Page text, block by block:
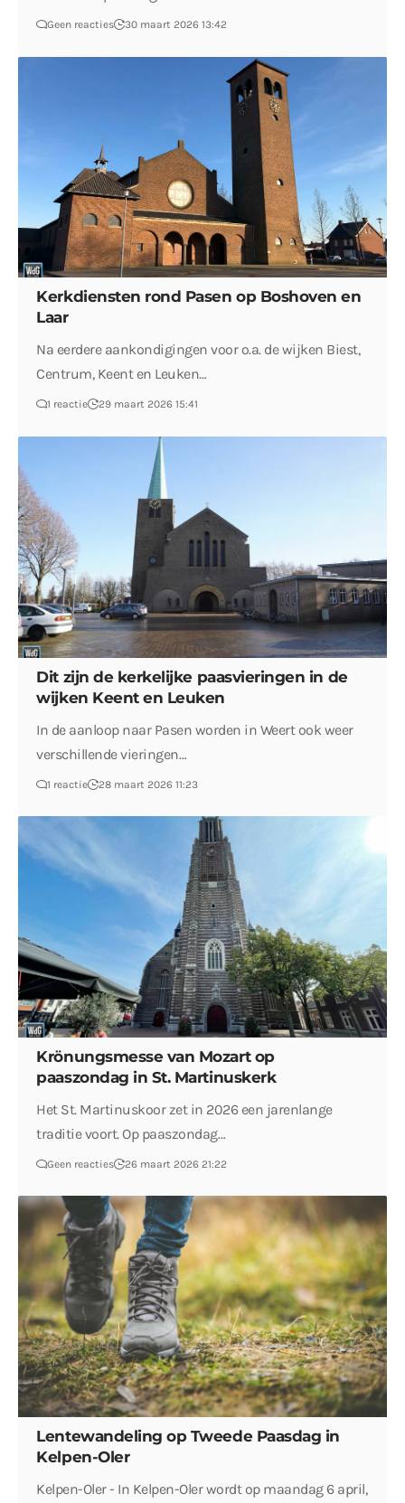
Geen reacties 30 maart 2026 13:42
Kerkdiensten rond Pasen op Boshoven en
Laar
Na eerdere aankondigingen voor o.a. de wijken Biest,
Centrum, Keent en Leuken…
1 reactie 29 maart 2026 15:41
Dit zijn de kerkelijke paasvieringen in de
wijken Keent en Leuken
In de aanloop naar Pasen worden in Weert ook weer
verschillende vieringen…
1 reactie 28 maart 2026 11:23
Krönungsmesse van Mozart op
paaszondag in St. Martinuskerk
Het St. Martinuskoor zet in 2026 een jarenlange
traditie voort. Op paaszondag…
Geen reacties 26 maart 2026 21:22
Lentewandeling op Tweede Paasdag in
Kelpen-Oler
Kelpen-Oler - In Kelpen-Oler wordt op maandag 6 april,